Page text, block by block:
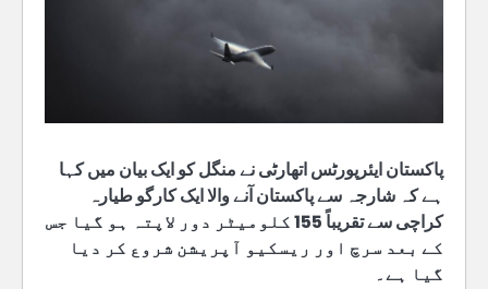
پاکستان ایئرپورٹس اتھارٹی نے منگل کو ایک بیان میں کہا
ہے کہ شارجہ سے پاکستان آنے والا ایک کارگو طیارہ
کراچی سے تقریباً 155 کلومیٹر دور لاپتہ ہو گیا جس
کے بعد سرچ اور ریسکیو آپریشن شروع کر دیا
گیا ہے۔